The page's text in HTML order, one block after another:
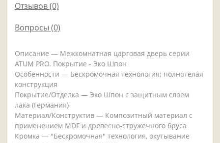
Отзывов (0)
Вопросы (0)
Описание — Межкомнатная царговая дверь серии
ATUM PRO. Покрытие - Эко Шпон
Особенности — Бескромочная технология; полнотелая
конструкция
Покрытие/Отделка — Эко Шпон с защитным слоем
лака (Германия)
Материал/Конструктив — Композитный материал с
применением MDF и древесно-стружечного бруса
Кромка — "Бескромочная" технология, окутывание